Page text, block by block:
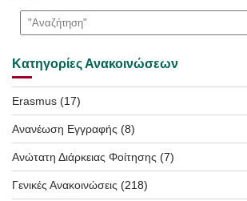
Κατηγορίες Ανακοινώσεων
Erasmus (17)
Ανανέωση Εγγραφής (8)
Ανώτατη Διάρκειας Φοίτησης (7)
Γενικές Ανακοινώσεις (218)